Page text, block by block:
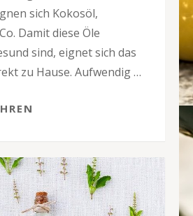
sich Kokosöl,
Damit diese Öle
sind, eignet sich das
zu Hause. Aufwendig …